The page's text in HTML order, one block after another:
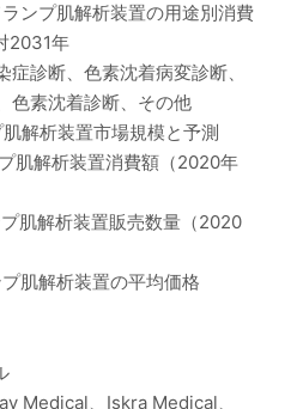
ンプ肌解析装置の用途別消費
2031年
診断、色素沈着病変診断、
色素沈着診断、その他
解析装置市場規模と予測
肌解析装置消費額（2020年
肌解析装置販売数量（2020
肌解析装置の平均価格
Medical、Iskra Medical、